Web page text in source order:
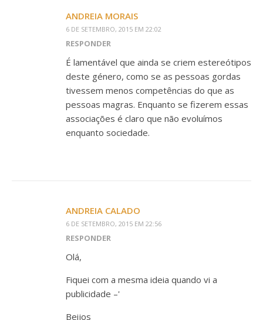
ANDREIA MORAIS
6 DE SETEMBRO, 2015 EM 22:02
RESPONDER
É lamentável que ainda se criem estereótipos
deste género, como se as pessoas gordas
tivessem menos competências do que as
pessoas magras. Enquanto se fizerem essas
associações é claro que não evoluímos
enquanto sociedade.
ANDREIA CALADO
6 DE SETEMBRO, 2015 EM 22:56
RESPONDER
Olá,
Fiquei com a mesma ideia quando vi a
publicidade –'
Beijos